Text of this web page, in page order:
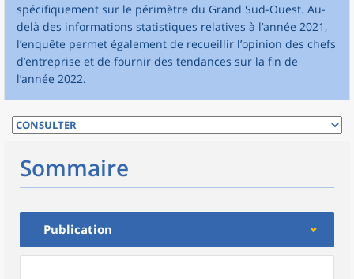
spécifiquement sur le périmètre du Grand Sud-Ouest. Au-
delà des informations statistiques relatives à l’année 2021,
l’enquête permet également de recueillir l’opinion des chefs
d’entreprise et de fournir des tendances sur la fin de
l’année 2022.
Sommaire
Publication